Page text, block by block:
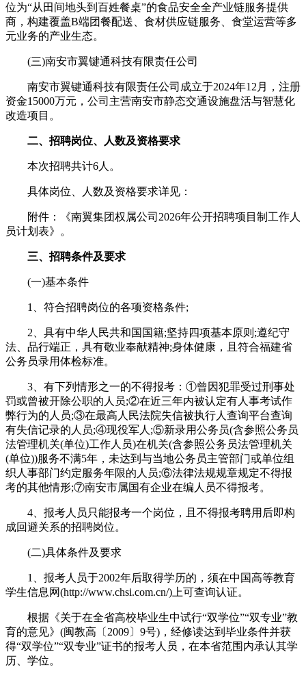
位为“从田间地头到百姓餐桌”的食品安全全产业链服务提供
商，构建覆盖B端团餐配送、食材供应链服务、食堂运营等多
元业务的产业生态。
(三)南安市翼键通科技有限责任公司
南安市翼键通科技有限责任公司成立于2024年12月，注册
资金15000万元，公司主营南安市静态交通设施盘活与智慧化
改造项目。
二、招聘岗位、人数及资格要求
本次招聘共计6人。
具体岗位、人数及资格要求详见：
附件：《南翼集团权属公司2026年公开招聘项目制工作人
员计划表》。
三、招聘条件及要求
(一)基本条件
1、符合招聘岗位的各项资格条件;
2、具有中华人民共和国国籍;坚持四项基本原则;遵纪守
法、品行端正，具有敬业奉献精神;身体健康，且符合福建省
公务员录用体检标准。
3、有下列情形之一的不得报考：①曾因犯罪受过刑事处
罚或曾被开除公职的人员;②在近三年内被认定有人事考试作
弊行为的人员;③在最高人民法院失信被执行人查询平台查询
有失信记录的人员;④现役军人;⑤新录用公务员(含参照公务员
法管理机关(单位)工作人员)在机关(含参照公务员法管理机关
(单位))服务不满5年，未达到与当地公务员主管部门或单位组
织人事部门约定服务年限的人员;⑥法律法规规章规定不得报
考的其他情形;⑦南安市属国有企业在编人员不得报考。
4、报考人员只能报考一个岗位，且不得报考聘用后即构
成回避关系的招聘岗位。
(二)具体条件及要求
1、报考人员于2002年后取得学历的，须在中国高等教育
学生信息网(http://www.chsi.com.cn/)上可查询认证。
根据《关于在全省高校毕业生中试行“双学位”“双专业”教
育的意见》(闽教高〔2009〕9号)，经修读达到毕业条件并获
得“双学位”“双专业”证书的报考人员，在本省范围内承认其学
历、学位。